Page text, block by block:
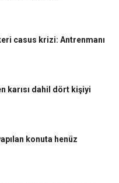
casus krizi: Antrenmanı
karısı dahil dört kişiyi
konuta henüz